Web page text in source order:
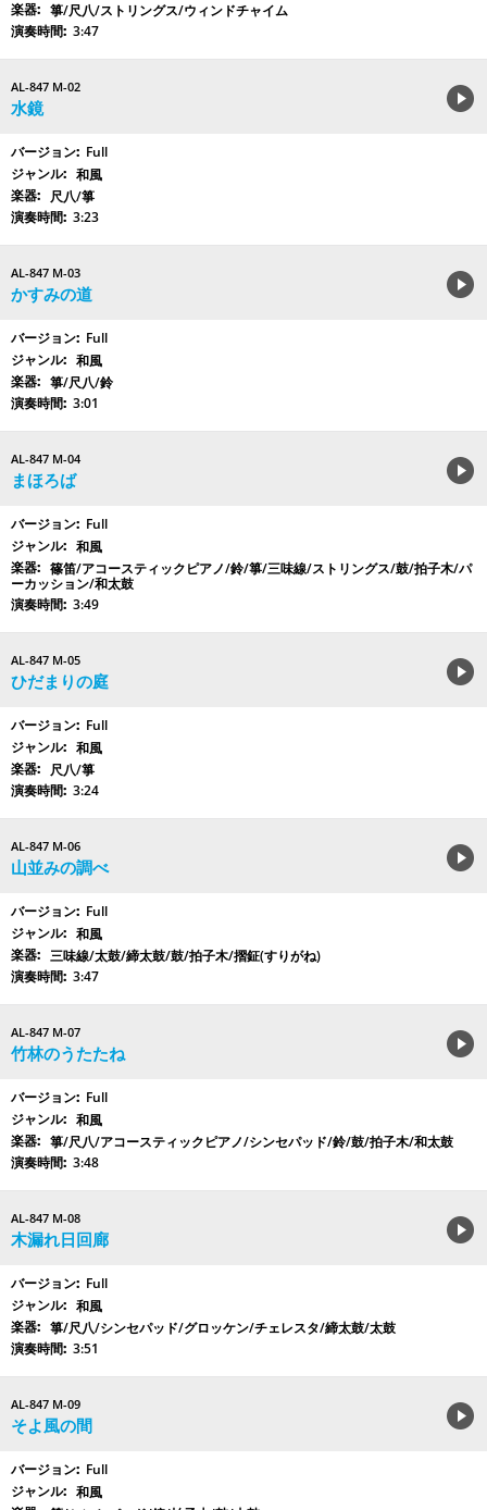
箏/尺八/ストリングス/ウィンドチャイム
3:47
AL-847 M-02
水鏡
Full
和風
尺八/箏
3:23
AL-847 M-03
かすみの道
Full
和風
箏/尺八/鈴
3:01
AL-847 M-04
まほろば
Full
和風
篠笛/アコースティックピアノ/鈴/箏/三味線/ストリングス/鼓/拍子木/パ
ーカッション/和太鼓
3:49
AL-847 M-05
ひだまりの庭
Full
和風
尺八/箏
3:24
AL-847 M-06
山並みの調べ
Full
和風
三味線/太鼓/締太鼓/鼓/拍子木/摺鉦(すりがね)
3:47
AL-847 M-07
竹林のうたたね
Full
和風
箏/尺八/アコースティックピアノ/シンセパッド/鈴/鼓/拍子木/和太鼓
3:48
AL-847 M-08
木漏れ日回廊
Full
和風
箏/尺八/シンセパッド/グロッケン/チェレスタ/締太鼓/太鼓
3:51
AL-847 M-09
そよ風の間
Full
和風